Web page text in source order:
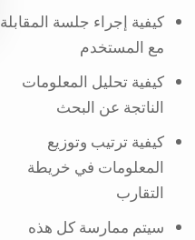
كيفية إجراء جلسة المقابلة
مع المستخدم
كيفية تحليل المعلومات
الناتجة عن البحث
كيفية ترتيب وتوزيع
المعلومات في خريطة
التقارب
سيتم ممارسة كل هذه